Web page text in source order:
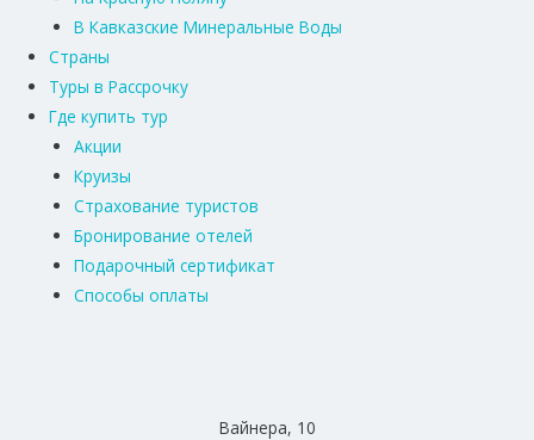
В Кавказские Минеральные Воды
Страны
Туры в Рассрочку
Где купить тур
Акции
Круизы
Страхование туристов
Бронирование отелей
Подарочный сертификат
Способы оплаты
Вайнера, 10